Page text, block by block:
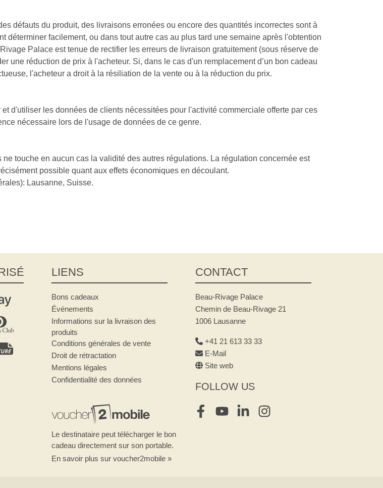
défauts du produit, des livraisons erronées ou encore des quantités incorrectes sont à
déterminer facilement, ou dans tout autre cas au plus tard une semaine après l'obtention
Palace est tenue de rectifier les erreurs de livraison gratuitement (sous réserve de
une réduction de prix à l'acheteur. Si, dans le cas d'un remplacement d’un bon cadeau
l'acheteur a droit à la résiliation de la vente ou à la réduction du prix.
d'utiliser les données de clients nécessitées pour l'activité commerciale offerte par ces
nécessaire lors de l'usage de données de ce genre.
touche en aucun cas la validité des autres régulations. La régulation concernée est
possible quant aux effets économiques en découlant.
Lausanne, Suisse.
LIENS
Bons cadeaux
Événements
Informations sur la livraison des
produits
Conditions générales de vente
Droit de rétractation
Mentions légales
Confidentialité des données
Le destinataire peut télécharger le bon
cadeau directement sur son portable.
En savoir plus sur voucher2mobile »
CONTACT
Beau-Rivage Palace
Chemin de Beau-Rivage 21
1006 Lausanne
+41 21 613 33 33
E-Mail
Site web
FOLLOW US
FacebookYoutubeLinkedInInstagram